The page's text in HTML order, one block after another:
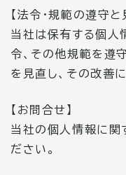
【法令・規範の遵守と
当社は保有する個人
令、その他規範を遵
を見直し、その改善
【お問合せ】
当社の個人情報に関
ださい。